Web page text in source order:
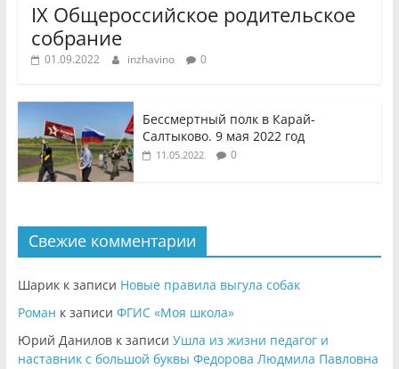
IX Общероссийское родительское
собрание
01.09.2022 inzhavino 0
Бессмертный полк в Карай-
Салтыково. 9 мая 2022 год
11.05.2022 0
Свежие комментарии
Шарикк записи Новые правила выгула собак
Роман к записи ФГИС «Моя школа»
Юрий Даниловк записи Ушла из жизни педагог и
наставник с большой буквы Федорова Людмила Павловна